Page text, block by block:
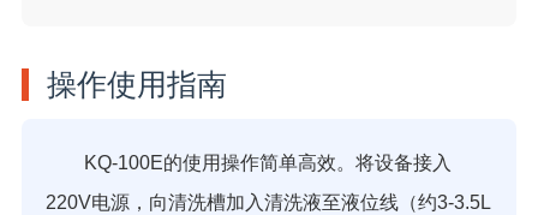
操作使用指南
KQ-100E的使用操作简单高效。将设备接入
220V电源，向清洗槽加入清洗液至液位线（约3-3.5L